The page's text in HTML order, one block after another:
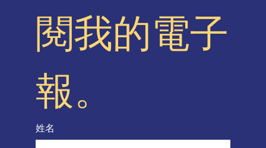
閱我的電子
報。
姓名